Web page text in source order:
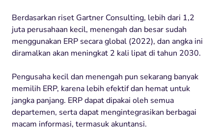
Berdasarkan riset Gartner Consulting, lebih dari 1,2
juta perusahaan kecil, menengah dan besar sudah
menggunakan ERP secara global (2022), dan angka ini
diramalkan akan meningkat 2 kali lipat di tahun 2030.
Pengusaha kecil dan menengah pun sekarang banyak
memilih ERP, karena lebih efektif dan hemat untuk
jangka panjang. ERP dapat dipakai oleh semua
departemen, serta dapat mengintegrasikan berbagai
macam informasi, termasuk akuntansi.